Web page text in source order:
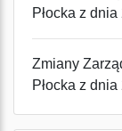
Płocka z
Zmiany
Płocka z